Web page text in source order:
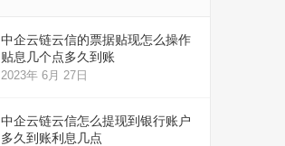
中企云链云信的票据贴现怎么操作
贴息几个点多久到账
2023年 6月 27日
中企云链云信怎么提现到银行账户
多久到账利息几点